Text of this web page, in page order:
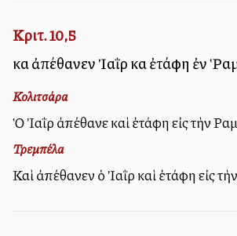
Κριτ. 10,5
καὶ ἀπέθανεν Ἰαῒρ καὶ ἐτάφη ἐν
Κολιτσάρα
Ὁ Ἰαῒρ ἀπέθανε καὶ ἐτάφη εἰς τὴν
Τρεμπέλα
Καὶ ἀπέθανεν ὁ Ἰαῒρ καὶ ἐτάφη εἰς